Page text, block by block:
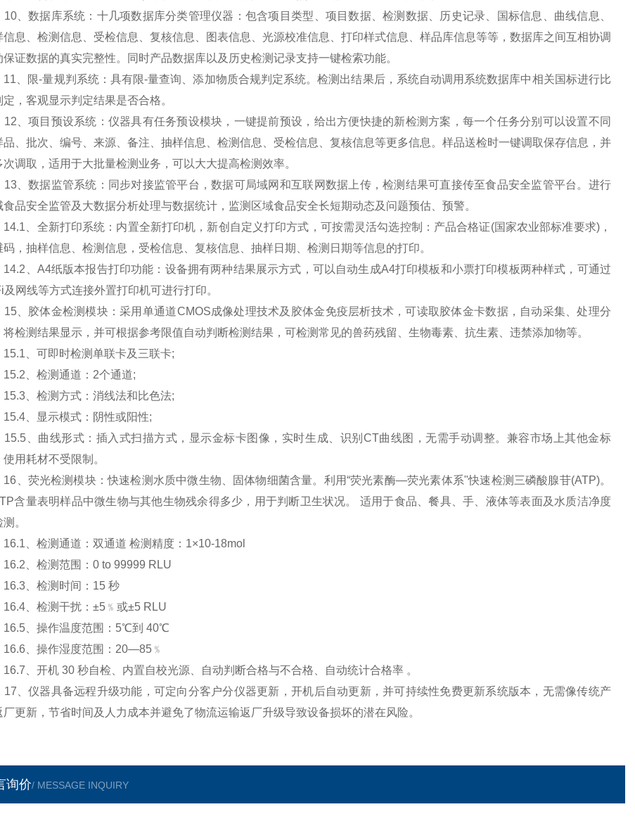
数据库系统：十几项数据库分类管理仪器：包含项目类型、项目数据、检测数据、历史记录、国标信息、曲线信息、
信息、检测信息、受检信息、复核信息、图表信息、光源校准信息、打印样式信息、样品库信息等等，数据库之间互相协调
保证数据的真实完整性。同时产品数据库以及历史检测记录支持一键检索功能。
限-量规判系统：具有限-量查询、添加物质合规判定系统。检测出结果后，系统自动调用系统数据库中相关国标进行比
定，客观显示判定结果是否合格。
项目预设系统：仪器具有任务预设模块，一键提前预设，给出方便快捷的新检测方案，每一个任务分别可以设置不同
品、批次、编号、来源、备注、抽样信息、检测信息、受检信息、复核信息等更多信息。样品送检时一键调取保存信息，并
次调取，适用于大批量检测业务，可以大大提高检测效率。
数据监管系统：同步对接监管平台，数据可局域网和互联网数据上传，检测结果可直接传至食品安全监管平台。进行
食品安全监管及大数据分析处理与数据统计，监测区域食品安全长短期动态及问题预估、预警。
、全新打印系统：内置全新打印机，新创自定义打印方式，可按需灵活勾选控制：产品合格证(国家农业部标准要求)，
码，抽样信息、检测信息，受检信息、复核信息、抽样日期、检测日期等信息的打印。
、A4纸版本报告打印功能：设备拥有两种结果展示方式，可以自动生成A4打印模板和小票打印模板两种样式，可通过
及网线等方式连接外置打印机可进行打印。
胶体金检测模块：采用单通道CMOS成像处理技术及胶体金免疫层析技术，可读取胶体金卡数据，自动采集、处理分
将检测结果显示，并可根据参考限值自动判断检测结果，可检测常见的兽药残留、生物毒素、抗生素、违禁添加物等。
、可即时检测单联卡及三联卡;
、检测通道：2个通道;
、检测方式：消线法和比色法;
、显示模式：阴性或阳性;
、曲线形式：插入式扫描方式，显示金标卡图像，实时生成、识别CT曲线图，无需手动调整。兼容市场上其他金标
使用耗材不受限制。
荧光检测模块：快速检测水质中微生物、固体物细菌含量。利用“荧光素酶—荧光素体系"快速检测三磷酸腺苷(ATP)。
含量表明样品中微生物与其他生物残余得多少，用于判断卫生状况。 适用于食品、餐具、手、液体等表面及水质洁净度
。
、检测通道：双通道 检测精度：1×10-18mol
、检测范围：0 to 99999 RLU
、检测时间：15 秒
、检测干扰：±5﹪或±5 RLU
、操作温度范围：5℃到 40℃
、操作湿度范围：20—85﹪
、开机 30 秒自检、内置自校光源、自动判断合格与不合格、自动统计合格率 。
仪器具备远程升级功能，可定向分客户分仪器更新，开机后自动更新，并可持续性免费更新系统版本，无需像传统产
厂更新，节省时间及人力成本并避免了物流运输返厂升级导致设备损坏的潜在风险。
询价/ MESSAGE INQUIRY